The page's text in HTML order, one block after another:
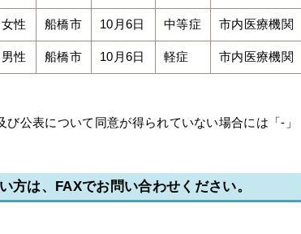
女性 船橋市 10月6日 中等症 市内医療機関
男性 船橋市 10月6日 軽症 市内医療機関
公表について同意が得られていない場合には「-」
方は、FAXでお問い合わせください。